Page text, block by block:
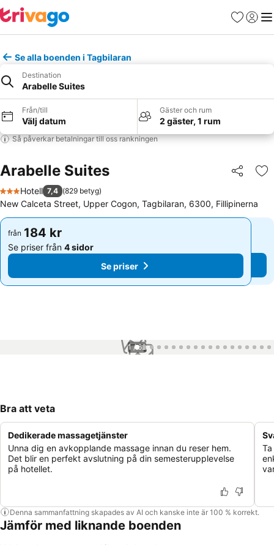
Favoriter
Logga
Se alla boenden i Tagbilaran
Destination
Arabelle Suites
Från/till
Välj datum
Gäster och rum
2 gäster, 1 rum
Så påverkar betalningar till oss rankningen
Arabelle Suites Dela
3 Stjärnor
Hotell 7,4 (829 betyg)
New Calceta Street, Upper Cogon, Tagbilaran, 6300, Fillipinerna
från 184 kr
Se priser från 4 sidor
Se priser
från 184 kr
Se priser från 4 sidor
Se priser
1 / 62
Bra att veta
Dedikerade massagetjänster
Unna dig en avkopplande massage innan du reser hem.
Det blir en perfekt avslutning på din semesterupplevelse
på hotellet.
Denna sammanfattning skapades av AI och kanske inte är 100 % korrekt.
Jämför med liknande boenden